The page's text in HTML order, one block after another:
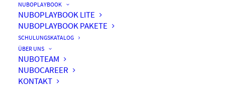
NUBOPLAYBOOK
NUBOPLAYBOOK LITE
NUBOPLAYBOOK PAKETE
SCHULUNGSKATALOG
ÜBER UNS
NUBOTEAM
NUBOCAREER
KONTAKT
Bookings with me – dein
persönliches Buchungstool